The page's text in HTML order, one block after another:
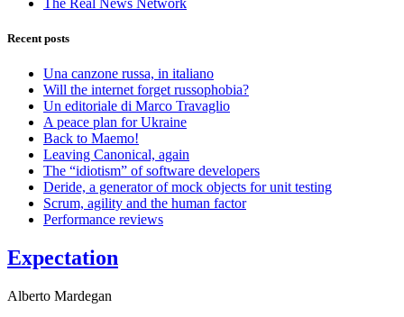
Recent posts
Una canzone russa, in italiano
Will the internet forget russophobia?
Un editoriale di Marco Travaglio
A peace plan for Ukraine
Back to Maemo!
Leaving Canonical, again
The “idiotism” of software developers
Deride, a generator of mock objects for unit testing
Scrum, agility and the human factor
Performance reviews
Expectation
Alberto Mardegan